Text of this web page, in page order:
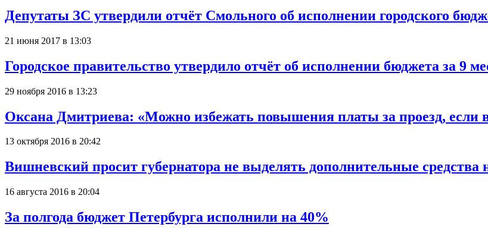
Депутаты ЗС утвердили отчёт Смольного об исполнении городского
21 июня 2017 в 13:03
Городское правительство утвердило отчёт об исполнении бюджета за 9
29 ноября 2016 в 13:23
Оксана Дмитриева: «Можно избежать повышения платы за проезд, если
13 октября 2016 в 20:42
Вишневский просит губернатора не выделять дополнительные средства
16 августа 2016 в 20:04
За полгода бюджет Петербурга исполнили на 40%